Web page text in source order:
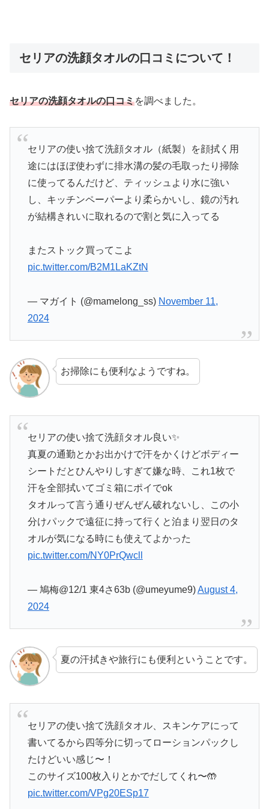
セリアの洗顔タオルの口コミについて！
セリアの洗顔タオルの口コミを調べました。
セリアの使い捨て洗顔タオル（紙製）を顔拭く用
途にはほぼ使わずに排水溝の髪の毛取ったり掃除
に使ってるんだけど、ティッシュより水に強い
し、キッチンペーパーより柔らかいし、鏡の汚れ
が結構きれいに取れるので割と気に入ってる
またストック買ってこよ
pic.twitter.com/B2M1LaKZtN
— マガイト (@mamelong_ss) November 11,
2024
お掃除にも便利なようですね。
セリアの使い捨て洗顔タオル良い✨
真夏の通勤とかお出かけで汗をかくけどボディー
シートだとひんやりしすぎて嫌な時、これ1枚で
汗を全部拭いてゴミ箱にポイでok
タオルって言う通りぜんぜん破れないし、この小
分けパックで遠征に持って行くと泊まり翌日のタ
オルが気になる時にも使えてよかった
pic.twitter.com/NY0PrQwcll
— 鳩梅@12/1 東4さ63b (@umeyume9)August 4,
2024
夏の汗拭きや旅行にも便利ということです。
セリアの使い捨て洗顔タオル、スキンケアにって
書いてるから四等分に切ってローションパックし
たけどいい感じ〜！
このサイズ100枚入りとかでだしてくれ〜🤲
pic.twitter.com/VPg20ESp17